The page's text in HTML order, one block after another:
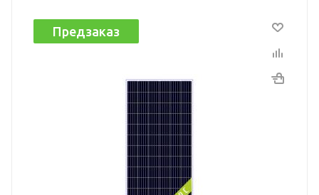
Предзаказ